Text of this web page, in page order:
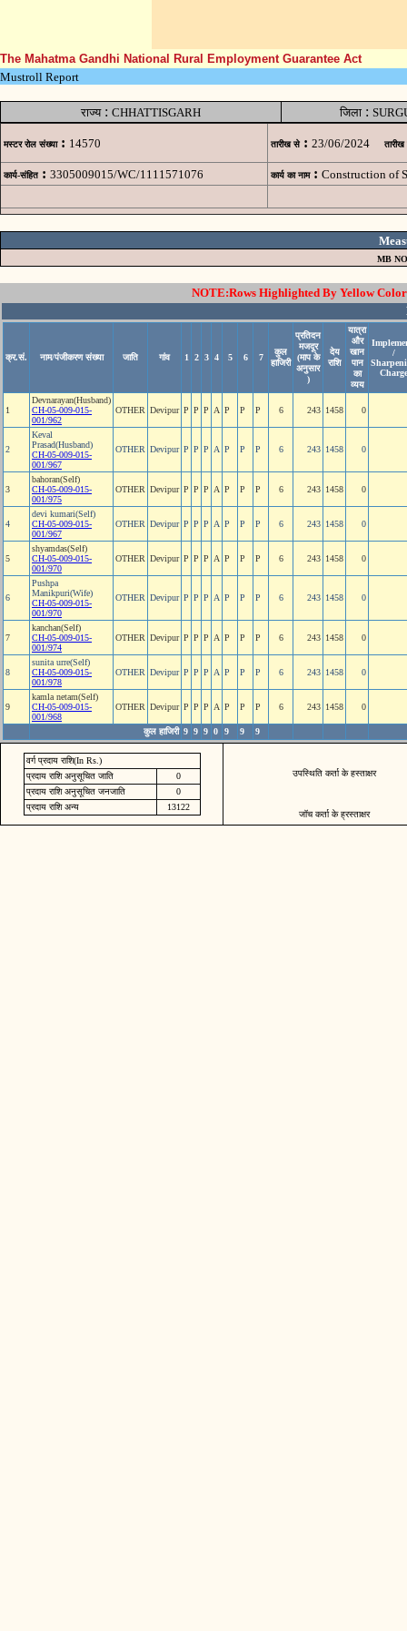
The Mahatma Gandhi National Rural Employment Guarantee Act
Mustroll Report
राज्य: CHHATTISGARH जिला:
मस्टर रोल संख्या : 14570 तारीख से : 23/06/2024 तारीख
कार्य-संहित : 3305009015/WC/1111571076 कार्य का नाम : Construction of
MB
NOTE:Rows Highlighted By Yellow
क्र.सं. नाम/पंजीकरण संख्या जाति गांव 1 2 3 4 5 6 7
कुल
हाजिरी
प्रतिदन
मजदूर
(माप के
अनुसार
)
देय
राशि
यात्रा
और
खान
पान
का
व्यय
/
Charge
1
Devnarayan(Husband)
CH-05-009-015-
001/962
OTHER Devipur P P P A P P P 6 243 1458 0
2
Keval
Prasad(Husband)
CH-05-009-015-
001/967
OTHER Devipur P P P A P P P 6 243 1458 0
3
bahoran(Self)
CH-05-009-015-
001/975
OTHER Devipur P P P A P P P 6 243 1458 0
4
devi kumari(Self)
CH-05-009-015-
001/967
OTHER Devipur P P P A P P P 6 243 1458 0
5
shyamdas(Self)
CH-05-009-015-
001/970
OTHER Devipur P P P A P P P 6 243 1458 0
6
Pushpa
Manikpuri(Wife)
CH-05-009-015-
001/970
OTHER Devipur P P P A P P P 6 243 1458 0
7
kanchan(Self)
CH-05-009-015-
001/974
OTHER Devipur P P P A P P P 6 243 1458 0
8
sunita urre(Self)
CH-05-009-015-
001/978
OTHER Devipur P P P A P P P 6 243 1458 0
9
kamla netam(Self)
CH-05-009-015-
001/968
OTHER Devipur P P P A P P P 6 243 1458 0
कुल हाजिरी 9 9 9 0 9 9 9
वर्ग प्रदाय राशि(In Rs.)
प्रदाय राशि अनुसूचित जाति
0
प्रदाय राशि अनुसूचित जनजाति
0
प्रदाय राशि अन्य
13122
उपस्थिति कर्ता के हस्ताक्षर
जॉच कर्ता के ह्रस्ताक्षर